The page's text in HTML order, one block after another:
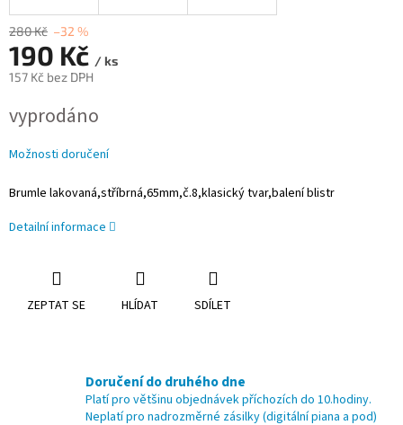
280 Kč –32 %
190 Kč / ks
157 Kč bez DPH
cena:
vyprodáno
Možnosti doručení
Brumle lakovaná,stříbrná,65mm,č.8,klasický tvar,balení blistr
Detailní informace
ZEPTAT SE HLÍDAT SDÍLET
Doručení do druhého dne
Platí pro většinu objednávek příchozích do 10.hodiny.
Neplatí pro nadrozměrné zásilky (digitální piana a pod)